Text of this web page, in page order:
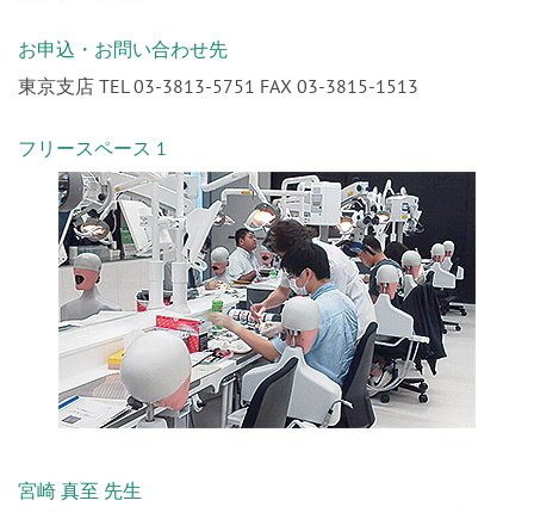
お申込・お問い合わせ先
東京支店 TEL 03-3813-5751 FAX 03-3815-1513
フリースペース 1
宮崎 真至 先生